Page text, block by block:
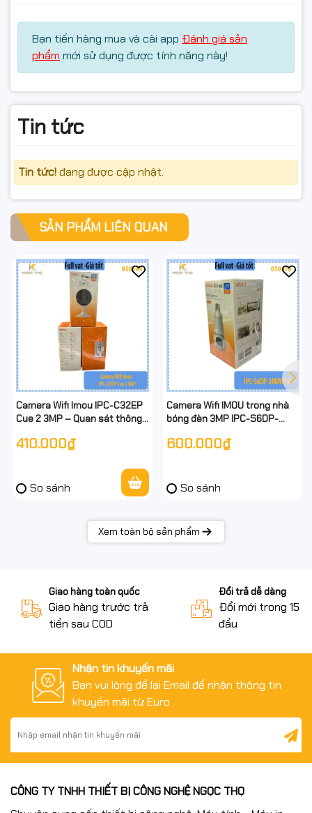
Bạn tiến hàng mua và cài app Đánh giá sản
phẩm mới sử dụng được tính năng này!
Tin tức
Tin tức!đang được cập nhật.
SẢN PHẨM LIÊN QUAN
Camera Wifi Imou IPC-C32EP
Cue 2 3MP – Quan sát thông
đàm thoại 2 chiều
410.000₫
So sánh
Camera Wifi IMOU trong nhà
bóng đèn 3MP IPC-S6DP-
600.000₫
So sánh
Xem toàn bộ sản phẩm
Giao hàng toàn quốc
Giao hàng trước trả
tiền sau COD
Đổi trả dễ dàng
Đổi mới trong 15
đầu
Nhận tin khuyến mãi
Bạn vui lòng để lại Email để nhận thông tin
khuyến mãi từ Euro
CÔNG TY TNHH THIẾT BỊ CÔNG NGHỆ NGỌC THỌ